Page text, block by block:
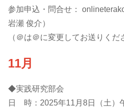
参加申込・問合せ：
岩瀬 俊介）
（＠は＠に変更してお送りくだ
11月
◆実践研究部会
日 時：2025年11月8日（土）